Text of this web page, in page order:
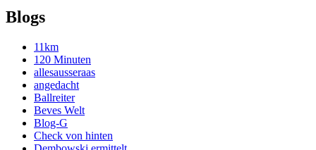
Blogs
11km
120 Minuten
allesausseraas
angedacht
Ballreiter
Beves Welt
Blog-G
Check von hinten